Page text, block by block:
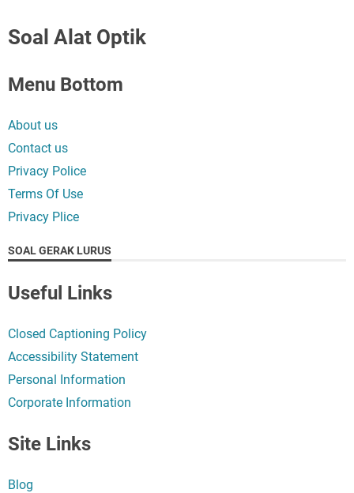
Soal Alat Optik
Menu Bottom
About us
Contact us
Privacy Police
Terms Of Use
Privacy Plice
SOAL GERAK LURUS
Useful Links
Closed Captioning Policy
Accessibility Statement
Personal Information
Corporate Information
Site Links
Blog